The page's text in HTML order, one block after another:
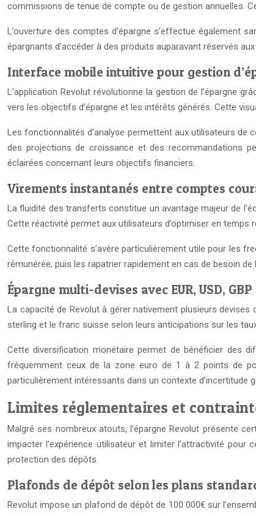
commissions de tenue de compte ou de gestion annuelles.
L’ouverture des comptes d’épargne s’effectue également
épargnants d’accéder à des produits auparavant réservés
Interface mobile intuitive pour gestion
L’application Revolut révolutionne la gestion de l’épargne
vers les objectifs d’épargne et les intérêts générés. Cette
Les fonctionnalités d’analyse permettent aux utilisateurs de
des projections de croissance et des recommandations
éclairées concernant leurs objectifs financiers.
Virements instantanés entre comptes
La fluidité des transferts constitue un avantage majeur de
Cette réactivité permet aux utilisateurs d’optimiser en temps
Cette fonctionnalité s’avère particulièrement utile pour les
rémunérée, puis les rapatrier rapidement en cas de besoin
Épargne multi-devises avec EUR, USD, GBP
La capacité de Revolut à gérer nativement plusieurs
sterling et le franc suisse selon leurs anticipations sur les
Cette diversification monétaire permet de bénéficier des
fréquemment ceux de la zone euro de 1 à 2 points de
particulièrement intéressants dans un contexte d’incertitude
Limites réglementaires et
Malgré ses nombreux atouts, l’épargne Revolut présente
impacter l’expérience utilisateur et limiter l’attractivité
protection des dépôts.
Plafonds de dépôt selon les plans
Revolut impose un plafond de dépôt de 100 000€ sur